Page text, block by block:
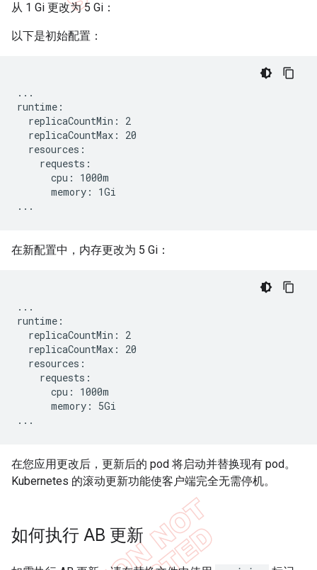
从 1 Gi 更改为 5 Gi：
以下是初始配置：
...
runtime:
  replicaCountMin: 2
  replicaCountMax: 20
  resources:
    requests:
      cpu: 1000m
      memory: 1Gi
...
在新配置中，内存更改为 5 Gi：
...
runtime:
  replicaCountMin: 2
  replicaCountMax: 20
  resources:
    requests:
      cpu: 1000m
      memory: 5Gi
...
在您应用更改后，更新后的 pod 将启动并替换现有 pod。
Kubernetes 的滚动更新功能使客户端完全无需停机。
如何执行 AB 更新